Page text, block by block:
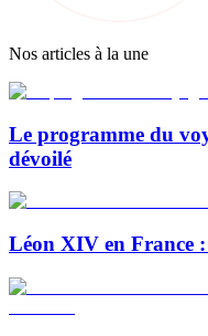
Nos articles à la une
Le programme du
dévoilé
Léon XIV en France